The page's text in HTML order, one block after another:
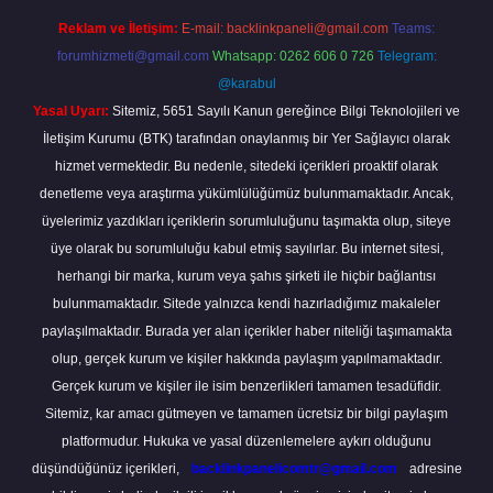
Reklam ve İletişim: E-mail: backlinkpaneli@gmail.com Teams:
forumhizmeti@gmail.com Whatsapp: 0262 606 0 726 Telegram:
@karabul
Yasal Uyarı: Sitemiz, 5651 Sayılı Kanun gereğince Bilgi Teknolojileri ve
İletişim Kurumu (BTK) tarafından onaylanmış bir Yer Sağlayıcı olarak
hizmet vermektedir. Bu nedenle, sitedeki içerikleri proaktif olarak
denetleme veya araştırma yükümlülüğümüz bulunmamaktadır. Ancak,
üyelerimiz yazdıkları içeriklerin sorumluluğunu taşımakta olup, siteye
üye olarak bu sorumluluğu kabul etmiş sayılırlar. Bu internet sitesi,
herhangi bir marka, kurum veya şahıs şirketi ile hiçbir bağlantısı
bulunmamaktadır. Sitede yalnızca kendi hazırladığımız makaleler
paylaşılmaktadır. Burada yer alan içerikler haber niteliği taşımamakta
olup, gerçek kurum ve kişiler hakkında paylaşım yapılmamaktadır.
Gerçek kurum ve kişiler ile isim benzerlikleri tamamen tesadüfidir.
Sitemiz, kar amacı gütmeyen ve tamamen ücretsiz bir bilgi paylaşım
platformudur. Hukuka ve yasal düzenlemelere aykırı olduğunu
düşündüğünüz içerikleri,
backlinkpanelicomtr@gmail.com
adresine